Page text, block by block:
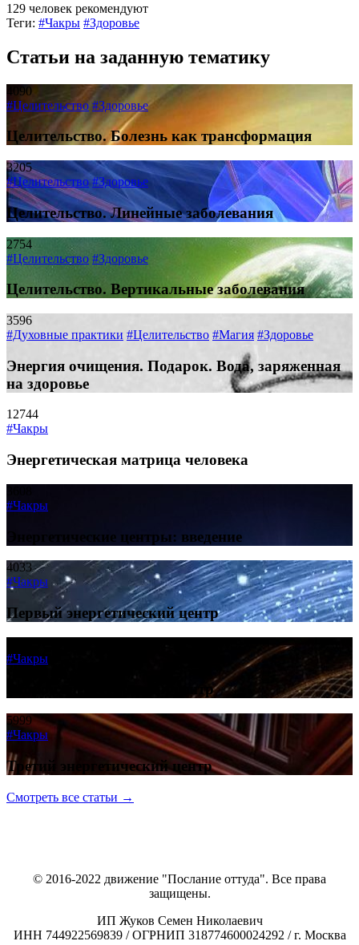
129 человек рекомендуют
Теги: #Чакры #Здоровье
Статьи на заданную тематику
4090
#Целительство #Здоровье
Целительство. Болезнь как трансформация
3205
#Целительство #Здоровье
Целительство. Линейные заболевания
2754
#Целительство #Здоровье
Целительство. Вертикальные заболевания
3596
#Духовные практики #Целительство #Магия #Здоровье
Энергия очищения. Подарок. Вода, заряженная
на здоровье
12744
#Чакры
Энергетическая матрица человека
#Чакры
Энергетические центры: введение
4033
#Чакры
Первый энергетический центр
#Чакры
Второй энергетический центр
5999
#Чакры
Третий энергетический центр
Смотреть все статьи →
© 2016-2022 движение "Послание оттуда". Все права
защищены.
ИП Жуков Семен Николаевич
ИНН 744922569839 / ОГРНИП 318774600024292 / г. Москва